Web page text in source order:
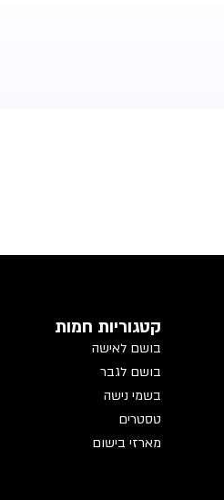
קטגוריות חמות
בושם לאישה
בושם לגבר
בשמי נישה
טסטרים
מארזי בישום